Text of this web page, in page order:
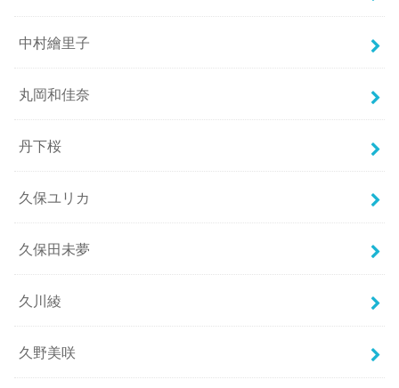
中村繪里子
丸岡和佳奈
丹下桜
久保ユリカ
久保田未夢
久川綾
久野美咲